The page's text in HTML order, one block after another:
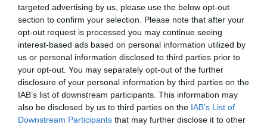
targeted advertising by us, please use the below opt-out
section to confirm your selection. Please note that after your
opt-out request is processed you may continue seeing
interest-based ads based on personal information utilized by
us or personal information disclosed to third parties prior to
your opt-out. You may separately opt-out of the further
disclosure of your personal information by third parties on the
IAB’s list of downstream participants. This information may
also be disclosed by us to third parties on the IAB’s List of
Downstream Participants that may further disclose it to other